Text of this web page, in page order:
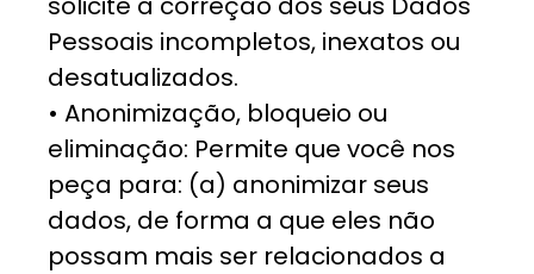
Pessoais incompletos, inexatos ou
desatualizados.
• Anonimização, bloqueio ou
eliminação: Permite que você nos
peça para: (a) anonimizar seus
dados, de forma a que eles não
possam mais ser relacionados a